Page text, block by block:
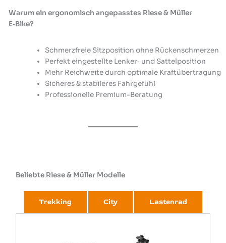
Warum ein ergonomisch angepasstes Riese & Müller
E‑Bike?
Schmerzfreie Sitzposition ohne Rückenschmerzen
Perfekt eingestellte Lenker‑ und Sattelposition
Mehr Reichweite durch optimale Kraftübertragung
Sicheres & stabileres Fahrgefühl
Professionelle Premium-Beratung
Beliebte Riese & Müller Modelle
Trekking City Lastenrad